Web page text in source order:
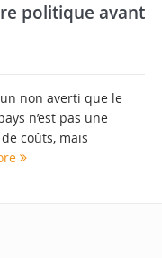
politique avant
non averti que le
n’est pas une
coûts, mais